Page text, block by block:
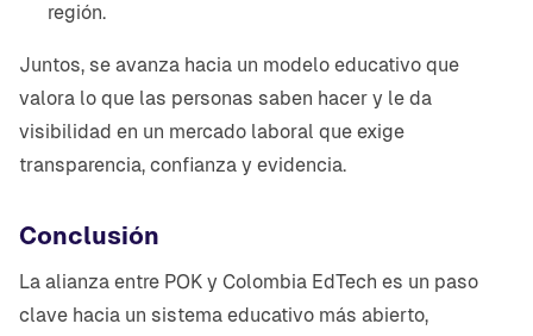
región.
Juntos, se avanza hacia un modelo educativo que
valora lo que las personas saben hacer y le da
visibilidad en un mercado laboral que exige
transparencia, confianza y evidencia.
Conclusión
La alianza entre POK y Colombia EdTech es un paso
clave hacia un sistema educativo más abierto,